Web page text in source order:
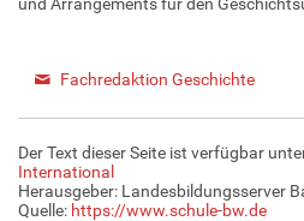
Fachredaktion Geschichte
Der Text dieser Seite ist verfügbar
International
Herausgeber: Landesbildungsserver
Quelle: https://www.schule-bw.de